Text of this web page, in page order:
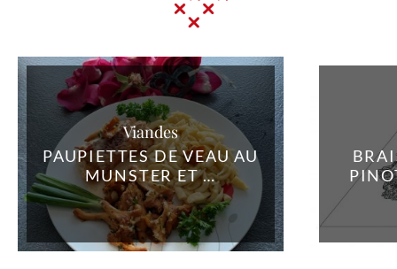
Viandes
PAUPIETTES DE VEAU AU
MUNSTER ET …